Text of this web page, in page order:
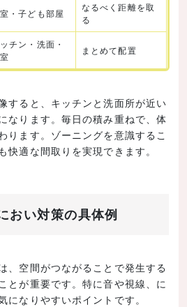
・子ども部屋
なるべく距離を取
る
チン・洗面・
まとめて配置
すると、キッチンと洗面所が近い
なります。毎日の積み重ねで、体
ります。ゾーニングを意識するこ
快適な間取りを実現できます。
おい対策の具体例
、空間がつながることで発生する
とが重要です。特に音や視線、に
になりやすいポイントです。